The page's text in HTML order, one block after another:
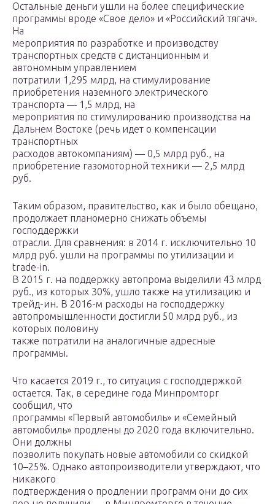
Остальные деньги ушли на более специфические
программы вроде «Свое дело» и «Российский тягач».
На
мероприятия по разработке и производству
транспортных средств с дистанционным и
автономным управлением
потратили 1,295 млрд, на стимулирование
приобретения наземного электрического
транспорта — 1,5 млрд, на
мероприятия по стимулированию производства на
Дальнем Востоке (речь идет о компенсации
транспортных
расходов автокомпаниям) — 0,5 млрд руб., на
приобретение газомоторной техники — 2,5 млрд
руб.
Таким образом, правительство, как и было обещано,
продолжает планомерно снижать объемы
господдержки
отрасли. Для сравнения: в 2014 г. исключительно 10
млрд руб. ушли на программы по утилизации и
trade-in.
В 2015 г. на поддержку автопрома выделили 43 млрд
руб., из которых 30%, ушло также на утилизацию и
трейд-ин. В 2016-м расходы на господдержку
автопромышленности достигли 50 млрд руб., из
которых половину
также потратили на аналогичные адресные
программы.
Что касается 2019 г., то ситуация с господдержкой
остается. Так, в середине года Минпромторг
сообщил, что
программы «Первый автомобиль» и «Семейный
автомобиль» продлены до 2020 года включительно.
Они должны
позволить покупать новые автомобили со скидкой
10–25%. Однако автопроизводители утверждают, что
никакого
подтверждения о продлении программ они до сих